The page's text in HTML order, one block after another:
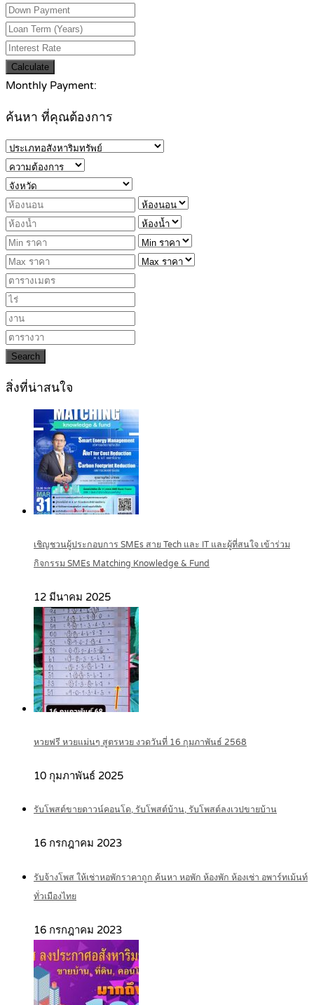
Calculate
Monthly Payment:
ค้นหา ที่คุณต้องการ
Search
สิ่งที่น่าสนใจ
เชิญชวนผู้ประกอบการ SMEs สาย Tech และ IT และผู้ที่สนใจ เข้าร่วม
กิจกรรม SMEs Matching Knowledge & Fund
12 มีนาคม 2025
หวยฟรี หวยแม่นๆ สูตรหวย งวดวันที่ 16 กุมภาพันธ์ 2568
10 กุมภาพันธ์ 2025
รับโพสต์ขายดาวน์คอนโด, รับโพสต์บ้าน, รับโพสต์ลงเวปขายบ้าน
16 กรกฎาคม 2023
รับจ้างโพส ให้เช่าหอพักราคาถูก ค้นหา หอพัก ห้องพัก ห้องเช่า อพาร์ทเม้นท์
ทั่วเมืองไทย
16 กรกฎาคม 2023